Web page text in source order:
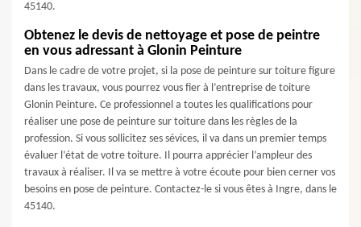
45140.
Obtenez le devis de nettoyage et pose de peintre
en vous adressant à Glonin Peinture
Dans le cadre de votre projet, si la pose de peinture sur toiture figure
dans les travaux, vous pourrez vous fier à l’entreprise de toiture
Glonin Peinture. Ce professionnel a toutes les qualifications pour
réaliser une pose de peinture sur toiture dans les règles de la
profession. Si vous sollicitez ses sévices, il va dans un premier temps
évaluer l’état de votre toiture. Il pourra apprécier l’ampleur des
travaux à réaliser. Il va se mettre à votre écoute pour bien cerner vos
besoins en pose de peinture. Contactez-le si vous êtes à Ingre, dans le
45140.